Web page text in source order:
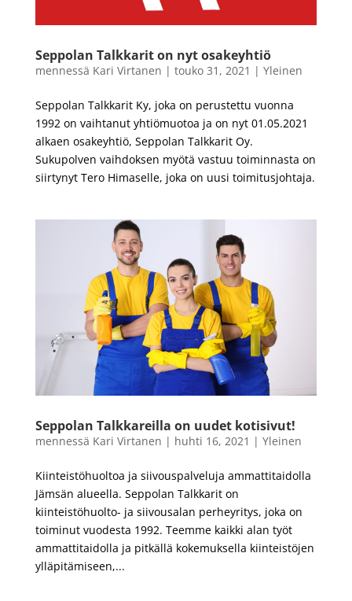
Seppolan Talkkarit on nyt osakeyhtiö
mennessä Kari Virtanen | touko 31, 2021 | Yleinen
Seppolan Talkkarit Ky, joka on perustettu vuonna
1992 on vaihtanut yhtiömuotoa ja on nyt 01.05.2021
alkaen osakeyhtiö, Seppolan Talkkarit Oy.
Sukupolven vaihdoksen myötä vastuu toiminnasta on
siirtynyt Tero Himaselle, joka on uusi toimitusjohtaja.
Seppolan Talkkareilla on uudet kotisivut!
mennessä Kari Virtanen | huhti 16, 2021 | Yleinen
Kiinteistöhuoltoa ja siivouspalveluja ammattitaidolla
Jämsän alueella. Seppolan Talkkarit on
kiinteistöhuolto- ja siivousalan perheyritys, joka on
toiminut vuodesta 1992. Teemme kaikki alan työt
ammattitaidolla ja pitkällä kokemuksella kiinteistöjen
ylläpitämiseen,...